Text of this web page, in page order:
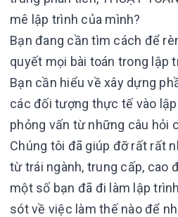
mê lập trình của mình?
Bạn đang cần tìm cách để
quyết mọi bài toán trong lập
Bạn cần hiểu về xây dựng
các đối tượng thực tế vào
phỏng vấn từ những câu hỏi
Chúng tôi đã giúp đỡ rất rất
từ trái ngành, trung cấp, cao
một số bạn đã đi làm lập
sót về việc làm thế nào để